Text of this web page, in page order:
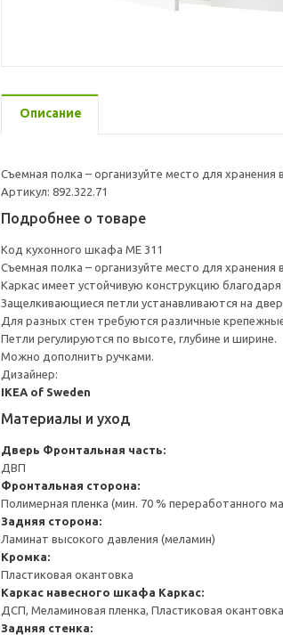
Описание
Съемная полка – организуйте место для
Артикул: 892.322.71
Подробнее о товаре
Код кухонного шкафа ME 311
Съемная полка – организуйте место для
Каркас имеет устойчивую конструкцию
Защелкивающиеся петли устанавливаются на
Для разных стен требуются различные
Петли регулируются по высоте, глубине и ширине.
Можно дополнить ручками.
Дизайнер:
IKEA of Sweden
Материалы и уход
Дверь Фронтальная часть:
ДВП
Фронтальная сторона:
Полимерная пленка (мин. 70 % переработанного
Задняя сторона:
Ламинат высокого давления (меламин)
Кромка:
Пластиковая окантовка
Каркас навесного шкафа Каркас:
ДСП, Меламиновая пленка, Пластиковая окантовка
Задняя стенка: